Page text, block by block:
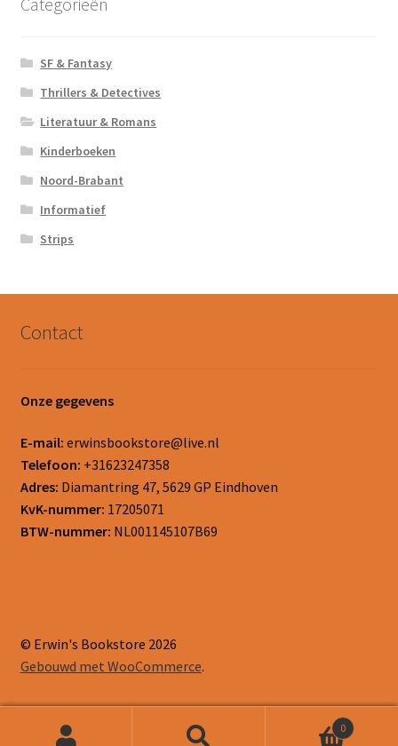
SF & Fantasy
Thrillers & Detectives
Literatuur & Romans
Kinderboeken
Noord-Brabant
Informatief
Strips
Contact
Onze gegevens
E-mail: erwinsbookstore@live.nl
Telefoon: +31623247358
Adres: Diamantring 47, 5629 GP Eindhoven
KvK-nummer: 17205071
BTW-nummer: NL001145107B69
© Erwin's Bookstore 2026
Gebouwd met WooCommerce.
0